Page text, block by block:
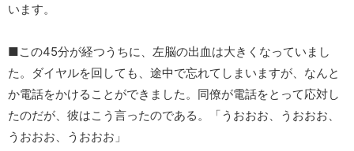
います。
■この45分が経つうちに、左脳の出血は大きくなっていまし
た。ダイヤルを回しても、途中で忘れてしまいますが、なんと
か電話をかけることができました。同僚が電話をとって応対し
たのだが、彼はこう言ったのである。「うおおお、うおおお、
うおおお、うおおお」